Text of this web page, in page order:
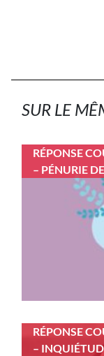
SUR LE
RÉPONSE
– PÉNURIE
RÉPONSE
–